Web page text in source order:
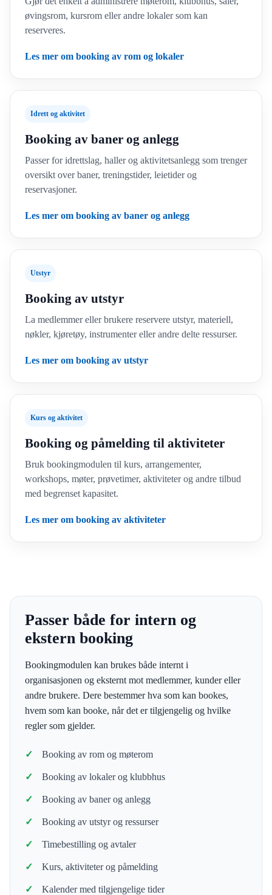
øvingsrom, kursrom eller andre lokaler som kan
reserveres.
Les mer om booking av rom og lokaler
Idrett og aktivitet
Booking av baner og anlegg
Passer for idrettslag, haller og aktivitetsanlegg som trenger
oversikt over baner, treningstider, leietider og
reservasjoner.
Les mer om booking av baner og anlegg
Utstyr
Booking av utstyr
La medlemmer eller brukere reservere utstyr, materiell,
nøkler, kjøretøy, instrumenter eller andre delte ressurser.
Les mer om booking av utstyr
Kurs og aktivitet
Booking og påmelding til aktiviteter
Bruk bookingmodulen til kurs, arrangementer,
workshops, møter, prøvetimer, aktiviteter og andre tilbud
med begrenset kapasitet.
Les mer om booking av aktiviteter
Passer både for intern og
ekstern booking
Bookingmodulen kan brukes både internt i
organisasjonen og eksternt mot medlemmer, kunder eller
andre brukere. Dere bestemmer hva som kan bookes,
hvem som kan booke, når det er tilgjengelig og hvilke
regler som gjelder.
Booking av rom og møterom
Booking av lokaler og klubbhus
Booking av baner og anlegg
Booking av utstyr og ressurser
Timebestilling og avtaler
Kurs, aktiviteter og påmelding
Kalender med tilgjengelige tider